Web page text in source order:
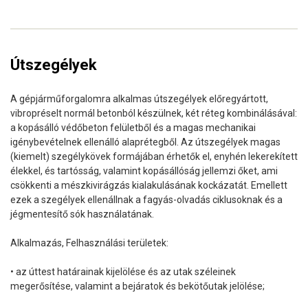
Útszegélyek
A gépjárműforgalomra alkalmas útszegélyek előregyártott,
vibropréselt normál betonból készülnek, két réteg kombinálásával:
a kopásálló védőbeton felületből és a magas mechanikai
igénybevételnek ellenálló alaprétegből. Az útszegélyek magas
(kiemelt) szegélykövek formájában érhetők el, enyhén lekerekített
élekkel, és tartósság, valamint kopásállóság jellemzi őket, ami
csökkenti a mészkivirágzás kialakulásának kockázatát. Emellett
ezek a szegélyek ellenállnak a fagyás-olvadás ciklusoknak és a
jégmentesítő sók használatának.
Alkalmazás, Felhasználási területek:
• az úttest határainak kijelölése és az utak széleinek
megerősítése, valamint a bejáratok és bekötőutak jelölése;